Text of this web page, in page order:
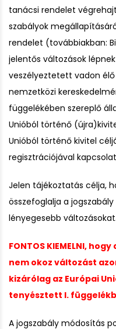
tanácsi rendelet
szabályok
rendelet (továbbiakban:
jelentős változások
veszélyeztetett vadon
nemzetközi
függelékében szereplő
Unióból történő
Unióból történő kivitel
regisztrációjával
Jelen tájékoztatás célja,
összefoglalja a
lényegesebb változásokat.
FONTOS KIEMELNI,
nem okoz változást
kizárólag az Európai
tenyésztett I.
A jogszabály módosítás